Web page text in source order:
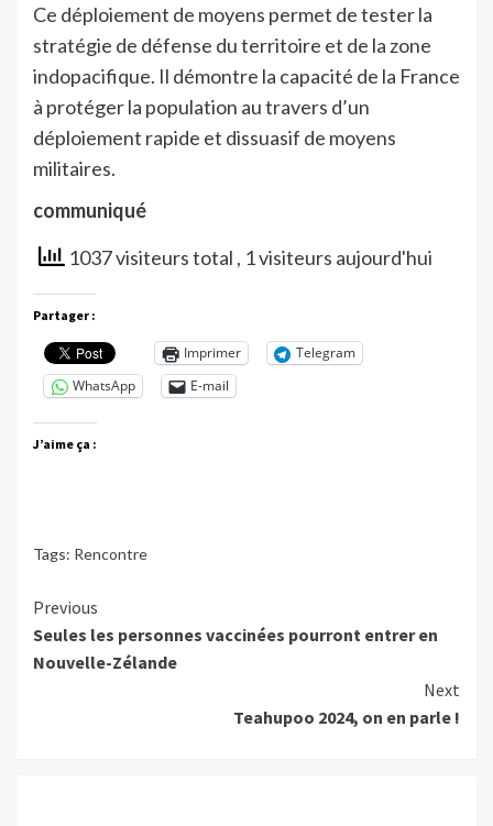
Ce déploiement de moyens permet de tester la
stratégie de défense du territoire et de la zone
indopacifique. Il démontre la capacité de la France
à protéger la population au travers d’un
déploiement rapide et dissuasif de moyens
militaires.
communiqué
1037 visiteurs total , 1 visiteurs aujourd'hui
Partager :
Imprimer
Telegram
WhatsApp
E-mail
J’aime ça :
Tags: Rencontre
Continue
Reading
Previous
Seules les personnes vaccinées pourront entrer en
Nouvelle-Zélande
Next
Teahupoo 2024, on en parle !